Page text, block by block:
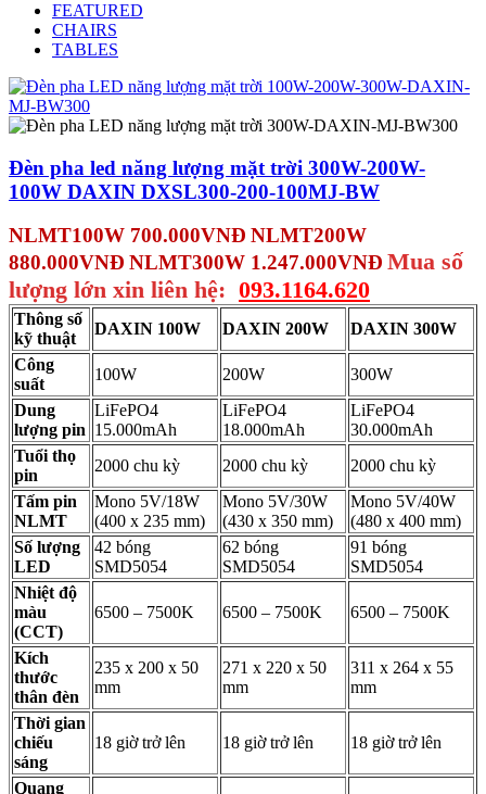
FEATURED
CHAIRS
TABLES
Đèn pha led năng lượng mặt trời 300W-200W-
100W DAXIN DXSL300-200-100MJ-BW
NLMT100W 700.000VNĐ NLMT200W
880.000VNĐ NLMT300W 1.247.000VNĐ Mua số
lượng lớn xin liên hệ: 093.1164.620
Thông số
kỹ thuật
DAXIN 100W DAXIN 200W
DAXIN 300W
Công
suất
100W 200W
300W
Dung
lượng pin
LiFePO4
15.000mAh
LiFePO4
18.000mAh
LiFePO4
30.000mAh
Tuổi thọ
pin
2000 chu kỳ 2000 chu kỳ
2000 chu kỳ
Tấm pin
NLMT
Mono 5V/18W
(400 x 235 mm)
Mono 5V/30W
(430 x 350 mm)
Mono 5V/40W
(480 x 400 mm)
Số lượng
LED
42 bóng
SMD5054
62 bóng
SMD5054
91 bóng
SMD5054
Nhiệt độ
màu
(CCT)
6500 – 7500K 6500 – 7500K 6500 – 7500K
Kích
thước
thân đèn
235 x 200 x 50
mm
271 x 220 x 50
mm
311 x 264 x 55
mm
Thời gian
chiếu
sáng
18 giờ trở lên 18 giờ trở lên 18 giờ trở lên
Quang